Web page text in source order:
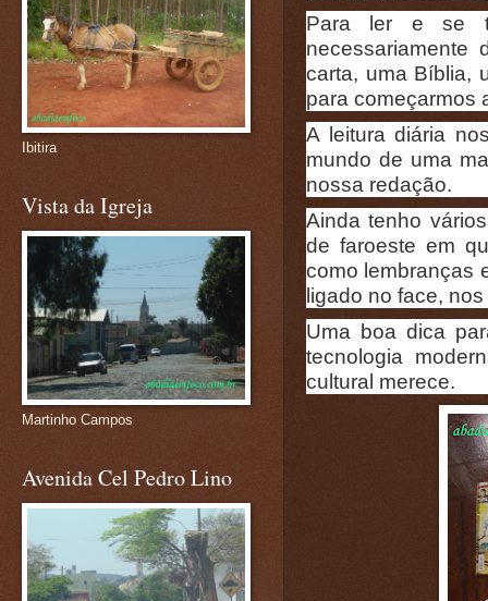
Para ler e se
carta, uma Bíblia,
para começarmos
A leitura diária
mundo de uma
nossa redação.
Ainda tenho
de faroeste em
como lembranças
ligado no face,
Uma boa dica
tecnologia
cultural merece.
Ibitira
Vista da Igreja
Martinho Campos
Avenida Cel Pedro Lino